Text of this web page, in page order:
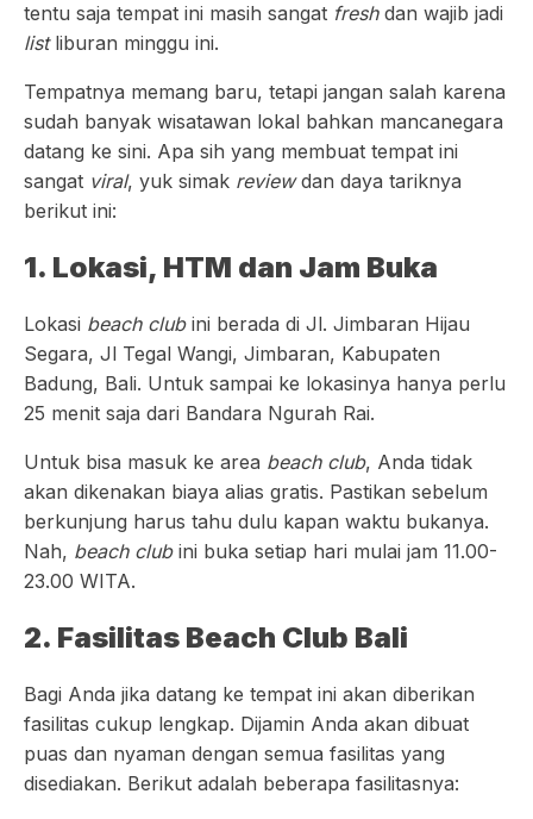
tentu saja tempat ini masih sangat freshdan wajib jadi
listliburan minggu ini.
Tempatnya memang baru, tetapi jangan salah karena
sudah banyak wisatawan lokal bahkan mancanegara
datang ke sini. Apa sih yang membuat tempat ini
sangat viral, yuk simak reviewdan daya tariknya
berikut ini:
1. Lokasi, HTM dan Jam Buka
Lokasi beach clubini berada di Jl. Jimbaran Hijau
Segara, Jl Tegal Wangi, Jimbaran, Kabupaten
Badung, Bali. Untuk sampai ke lokasinya hanya perlu
25 menit saja dari Bandara Ngurah Rai.
Untuk bisa masuk ke area beach club, Anda tidak
akan dikenakan biaya alias gratis. Pastikan sebelum
berkunjung harus tahu dulu kapan waktu bukanya.
Nah, beach clubini buka setiap hari mulai jam 11.00-
23.00 WITA.
2. Fasilitas Beach Club Bali
Bagi Anda jika datang ke tempat ini akan diberikan
fasilitas cukup lengkap. Dijamin Anda akan dibuat
puas dan nyaman dengan semua fasilitas yang
disediakan. Berikut adalah beberapa fasilitasnya: